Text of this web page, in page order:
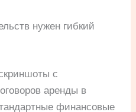
нужен гибкий
с
аренды в
финансовые